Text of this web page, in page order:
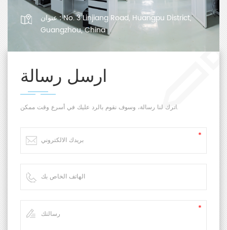
عنوان :No. 3 Linjiang Road, Huangpu District,
Guangzhou, China
ارسل رسالة
اترك لنا رسالة، وسوف نقوم بالرد عليك في أسرع وقت ممكن.